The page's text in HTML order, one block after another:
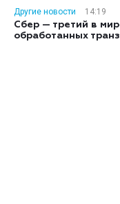
Другие новости
14:19
Сбер — третий в
обработанных